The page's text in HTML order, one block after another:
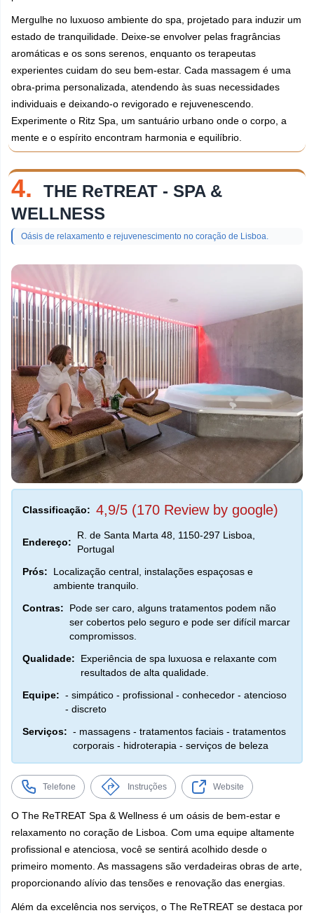
Mergulhe no luxuoso ambiente do spa, projetado para induzir um
estado de tranquilidade. Deixe-se envolver pelas fragrâncias
aromáticas e os sons serenos, enquanto os terapeutas
experientes cuidam do seu bem-estar. Cada massagem é uma
obra-prima personalizada, atendendo às suas necessidades
individuais e deixando-o revigorado e rejuvenescendo.
Experimente o Ritz Spa, um santuário urbano onde o corpo, a
mente e o espírito encontram harmonia e equilíbrio.
4.
THE ReTREAT - SPA &
WELLNESS
Oásis de relaxamento e rejuvenescimento no coração de Lisboa.
Classificação: 4,9/5 (170 Review by google)
Endereço:
R. de Santa Marta 48, 1150-297 Lisboa,
Portugal
Prós:
Localização central, instalações espaçosas e
ambiente tranquilo.
Contras:
Pode ser caro, alguns tratamentos podem não
ser cobertos pelo seguro e pode ser difícil marcar
compromissos.
Qualidade:
Experiência de spa luxuosa e relaxante com
resultados de alta qualidade.
Equipe: - simpático - profissional - conhecedor - atencioso
- discreto
Serviços: - massagens - tratamentos faciais - tratamentos
corporais - hidroterapia - serviços de beleza
Telefone Instruções Website
O The ReTREAT Spa & Wellness é um oásis de bem-estar e
relaxamento no coração de Lisboa. Com uma equipe altamente
profissional e atenciosa, você se sentirá acolhido desde o
primeiro momento. As massagens são verdadeiras obras de arte,
proporcionando alívio das tensões e renovação das energias.
Além da excelência nos serviços, o The ReTREAT se destaca por